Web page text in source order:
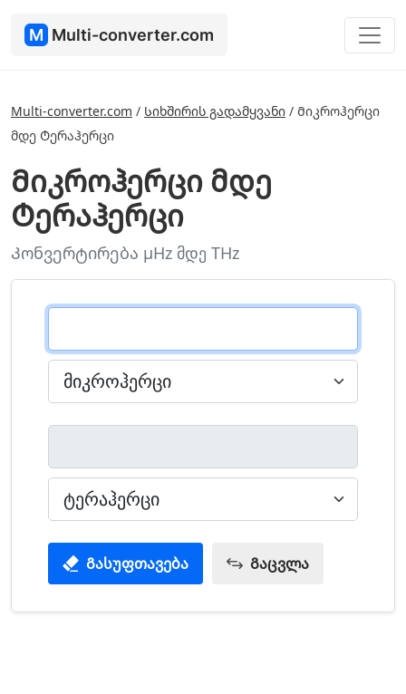
M Multi-converter.com
Multi-converter.com / Სიხშირის გადამყვანი / Მიკროჰერცი
მდე Ტერაჰერცი
Მიკროჰერცი მდე
Ტერაჰერცი
Კონვერტირება μHz მდე THz
Გასუფთავება Გაცვლა